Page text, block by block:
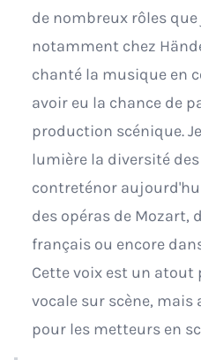
de nombreux rôles
notamment chez
chanté la musique en
avoir eu la chance de
production scénique.
lumière la diversité
contreténor
des opéras de Mozart,
français ou encore
Cette voix est un atout
vocale sur scène,
pour les metteurs en